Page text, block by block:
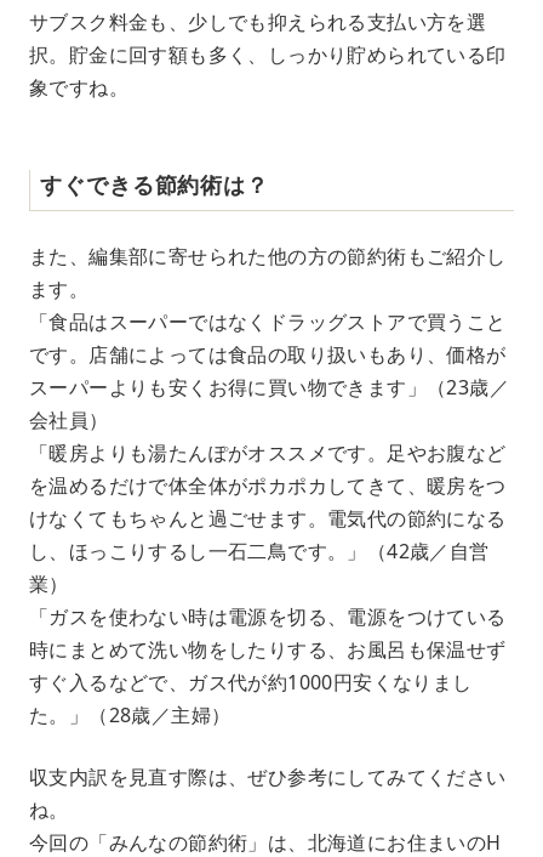
サブスク料金も、少しでも抑えられる支払い方を選
択。貯金に回す額も多く、しっかり貯められている印
象ですね。
すぐできる節約術は？
また、編集部に寄せられた他の方の節約術もご紹介し
ます。
「食品はスーパーではなくドラッグストアで買うこと
です。店舗によっては食品の取り扱いもあり、価格が
スーパーよりも安くお得に買い物できます」（23歳／
会社員）
「暖房よりも湯たんぽがオススメです。足やお腹など
を温めるだけで体全体がポカポカしてきて、暖房をつ
けなくてもちゃんと過ごせます。電気代の節約になる
し、ほっこりするし一石二鳥です。」（42歳／自営
業）
「ガスを使わない時は電源を切る、電源をつけている
時にまとめて洗い物をしたりする、お風呂も保温せず
すぐ入るなどで、ガス代が約1000円安くなりまし
た。」（28歳／主婦）
収支内訳を見直す際は、ぜひ参考にしてみてください
ね。
今回の「みんなの節約術」は、北海道にお住まいのH